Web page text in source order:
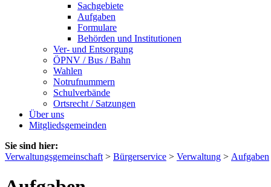
Sachgebiete
Aufgaben
Formulare
Behörden und Institutionen
Ver- und Entsorgung
ÖPNV / Bus / Bahn
Wahlen
Notrufnummern
Schulverbände
Ortsrecht / Satzungen
Über uns
Mitgliedsgemeinden
Sie sind hier:
Verwaltungsgemeinschaft > Bürgerservice > Verwaltung > Aufgaben